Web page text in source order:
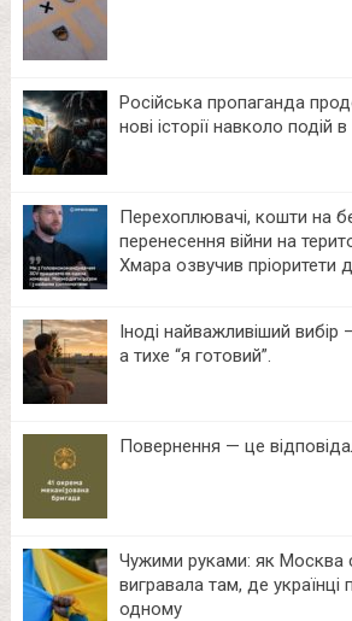
Російська пропаганда
нові історії навколо подій в
Перехоплювачі, кошти на
перенесення війни на
Хмара озвучив пріоритети
Іноді найважливіший
а тихе “я готовий”.
Повернення — це
Чужими руками: як Москва
вигравала там, де українці
одному